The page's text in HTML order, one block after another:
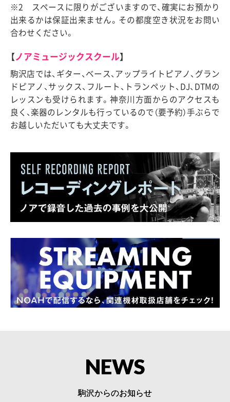
※2 スペースに限りがございますので、確実にお預かり
出来るかは保証出来ません。その都度空き状況をお問い
合わせください。
【ノアミュージックスクール】
駒沢店では、ギター、ベース、アップライトピアノ、グラン
ドピアノ、サックス、フルート、トランペット、DJ、DTMの
レッスンも受けられます。神奈川方面からのアクセスも
良く、楽器のレンタルも行っているので（要予約）手ぶらで
お越しいただいても大丈夫です。
NEWS
駒沢からのお知らせ